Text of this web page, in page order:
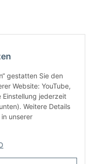
gestatten Sie den
Website: YouTube,
Einstellung jederzeit
Weitere Details
unserer